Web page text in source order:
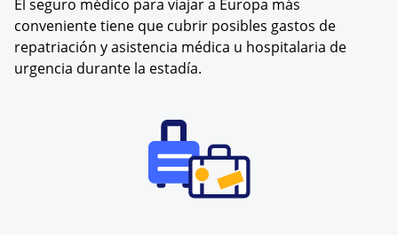
El seguro médico para viajar a Europa más
conveniente tiene que cubrir posibles gastos de
repatriación y asistencia médica u hospitalaria de
urgencia durante la estadía.